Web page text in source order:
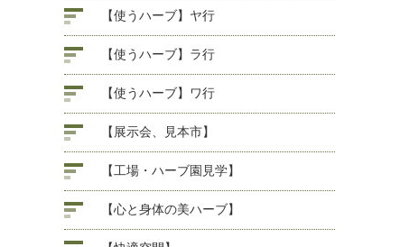
【使うハーブ】ヤ行
【使うハーブ】ラ行
【使うハーブ】ワ行
【展示会、見本市】
【工場・ハーブ園見学】
【心と身体の美ハーブ】